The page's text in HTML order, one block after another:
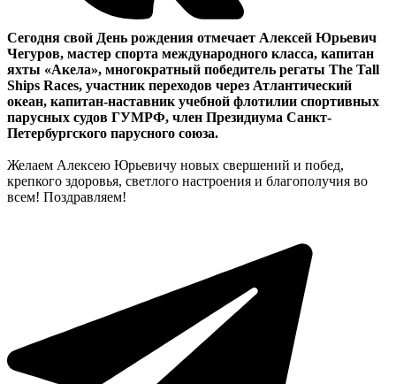
Сегодня свой День рождения отмечает Алексей Юрьевич
Чегуров, мастер спорта международного класса, капитан
яхты «Акела», многократный победитель регаты The Tall
Ships Races, участник переходов через Атлантический
океан, капитан-наставник учебной флотилии спортивных
парусных судов ГУМРФ, член Президиума Санкт-
Петербургского парусного союза.
Желаем Алексею Юрьевичу новых свершений и побед,
крепкого здоровья, светлого настроения и благополучия во
всем! Поздравляем!